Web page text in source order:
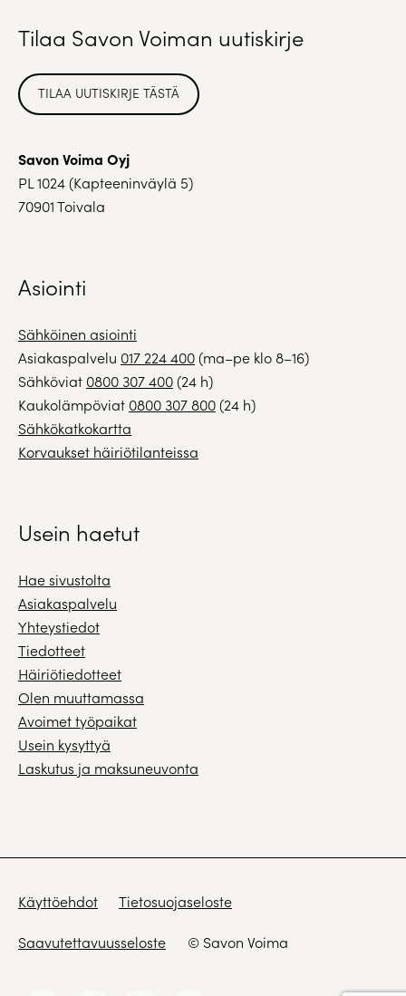
Tilaa Savon Voiman uutiskirje
TILAA UUTISKIRJE TÄSTÄ
Savon Voima Oyj
PL 1024 (Kapteeninväylä 5)
70901 Toivala
Asiointi
Sähköinen asiointi
Asiakaspalvelu 017 224 400(ma–pe klo 8–16)
Sähköviat 0800 307 400(24 h)
Kaukolämpöviat 0800 307 800(24 h)
Sähkökatkokartta
Korvaukset häiriötilanteissa
Usein haetut
Hae sivustolta
Asiakaspalvelu
Yhteystiedot
Tiedotteet
Häiriötiedotteet
Olen muuttamassa
Avoimet työpaikat
Usein kysyttyä
Laskutus ja maksuneuvonta
Käyttöehdot Tietosuojaseloste
Saavutettavuusseloste © Savon Voima